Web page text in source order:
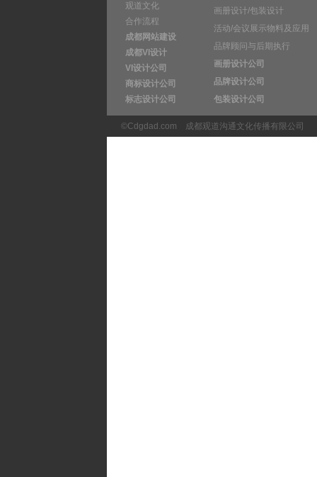
观道文化
合作流程
成都网站建设
成都VI设计
VI设计公司
商标设计公司
标志设计公司
画册设计/包装设计
活动/会议展示物料及应用
品牌顾问与后期执行
画册设计公司
品牌设计公司
包装设计公司
©Cdgdad.com 成都观道沟通文化传播有限公司